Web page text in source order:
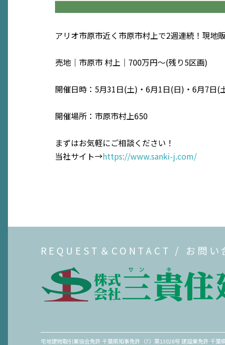
アリオ市原市近く市原市村上で2週連続！現地
売地｜市原市 村上｜700万円〜(残り5区画)
開催日時：5月31日(土)・6月1日(日)・6月7
開催場所：市原市村上650
まずはお気軽にご相談ください！
当社サイト→https://www.sanki-j.com/
REQUEST＆CONTACT / お問い
宅地建物取引業協会免許 千葉県知事免許（7）第13028号 建設業免許 千